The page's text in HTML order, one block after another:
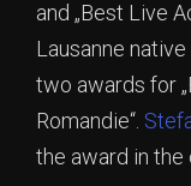
and „Best Live
Lausanne native
two awards for
Romandie“.
the award in the